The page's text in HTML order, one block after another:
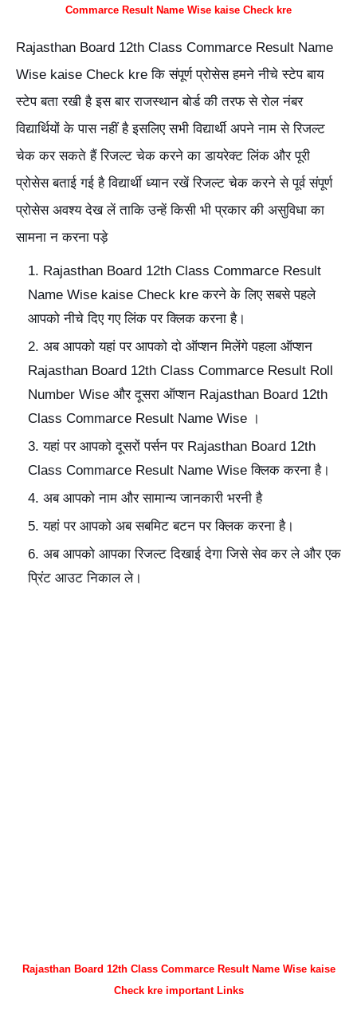
Commarce Result Name Wise kaise Check kre
Rajasthan Board 12th Class Commarce Result Name
Wise kaise Check kre कि संपूर्ण प्रोसेस हमने नीचे स्टेप बाय
स्टेप बता रखी है इस बार राजस्थान बोर्ड की तरफ से रोल नंबर
विद्यार्थियों के पास नहीं है इसलिए सभी विद्यार्थी अपने नाम से रिजल्ट
चेक कर सकते हैं रिजल्ट चेक करने का डायरेक्ट लिंक और पूरी
प्रोसेस बताई गई है विद्यार्थी ध्यान रखें रिजल्ट चेक करने से पूर्व संपूर्ण
प्रोसेस अवश्य देख लें ताकि उन्हें किसी भी प्रकार की असुविधा का
सामना न करना पड़े
Rajasthan Board 12th Class Commarce Result
Name Wise kaise Check kre करने के लिए सबसे पहले
आपको नीचे दिए गए लिंक पर क्लिक करना है।
अब आपको यहां पर आपको दो ऑप्शन मिलेंगे पहला ऑप्शन
Rajasthan Board 12th Class Commarce Result Roll
Number Wise और दूसरा ऑप्शन Rajasthan Board 12th
Class Commarce Result Name Wise ।
यहां पर आपको दूसरों पर्सन पर Rajasthan Board 12th
Class Commarce Result Name Wise क्लिक करना है।
अब आपको नाम और सामान्य जानकारी भरनी है
यहां पर आपको अब सबमिट बटन पर क्लिक करना है।
अब आपको आपका रिजल्ट दिखाई देगा जिसे सेव कर ले और एक
प्रिंट आउट निकाल ले।
Rajasthan Board 12th Class Commarce Result Name Wise kaise
Check kre important Links